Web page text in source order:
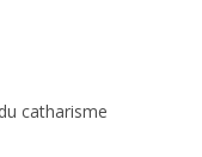
catharisme